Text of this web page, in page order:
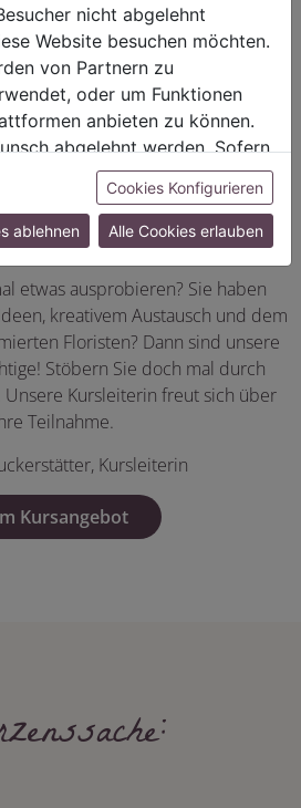
etwas Neues?
etwas ausprobieren? Sie haben
kreativem Austausch und dem
Floristen? Dann sind unsere
Stöbern Sie doch mal durch
Kursleiterin freut sich über
Teilnahme.
Kursleiterin
Kursangebot
nicht abgelehnt
Website besuchen möchten.
von Partnern zu
oder um Funktionen
anbieten zu können.
abgelehnt werden. Sofern
nutzen, geben Sie
Cookies.
Cookies Konfigurieren
ablehnen Alle Cookies erlauben